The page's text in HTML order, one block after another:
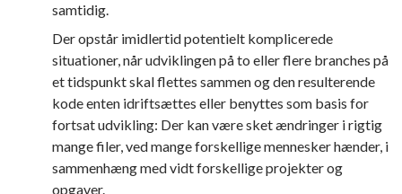
samtidig.
Der opstår imidlertid potentielt komplicerede
situationer, når udviklingen på to eller flere branches på
et tidspunkt skal flettes sammen og den resulterende
kode enten idriftsættes eller benyttes som basis for
fortsat udvikling: Der kan være sket ændringer i rigtig
mange filer, ved mange forskellige mennesker hænder, i
sammenhæng med vidt forskellige projekter og
opgaver.